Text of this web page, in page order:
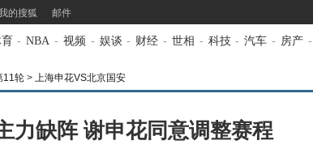
的搜狐 邮件
- NBA - 视频 - 娱谈 - 财经 - 世相 - 科技 - 汽车 - 房产 -
11轮 > 上海申花VS北京国安
力缺阵 谢申花同意调整赛程